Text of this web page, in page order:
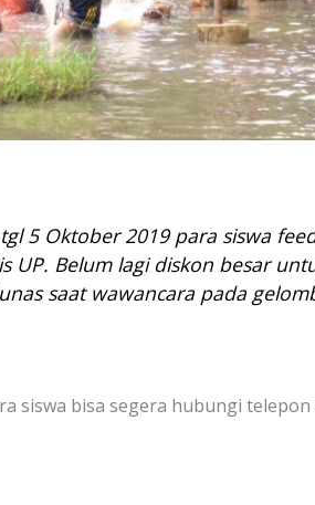
5 Oktober 2019 para siswa
UP. Belum lagi diskon besar
saat wawancara pada
siswa bisa segera hubungi